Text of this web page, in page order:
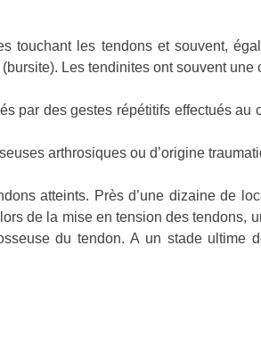
touchant les tendons et souvent,
Les tendinites ont souvent une
par des gestes répétitifs effectués au
arthrosiques ou d’origine
atteints. Près d’une dizaine de
de la mise en tension des tendons,
du tendon. A un stade ultime